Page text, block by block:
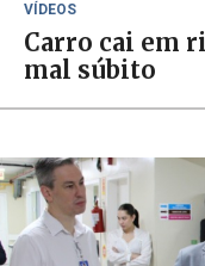
VÍDEOS
Carro cai em
mal súbito